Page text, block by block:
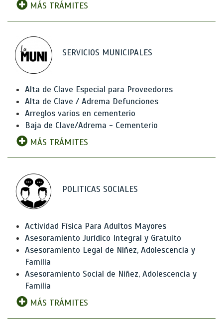
MÁS TRÁMITES
SERVICIOS MUNICIPALES
Alta de Clave Especial para Proveedores
Alta de Clave / Adrema Defunciones
Arreglos varios en cementerio
Baja de Clave/Adrema - Cementerio
MÁS TRÁMITES
POLITICAS SOCIALES
Actividad Física Para Adultos Mayores
Asesoramiento Jurídico Integral y Gratuito
Asesoramiento Legal de Niñez, Adolescencia y
Familia
Asesoramiento Social de Niñez, Adolescencia y
Familia
MÁS TRÁMITES